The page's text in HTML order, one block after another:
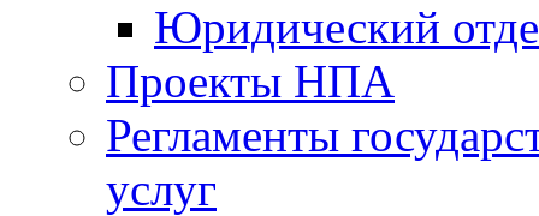
Юридический
Проекты НПА
Регламенты
услуг